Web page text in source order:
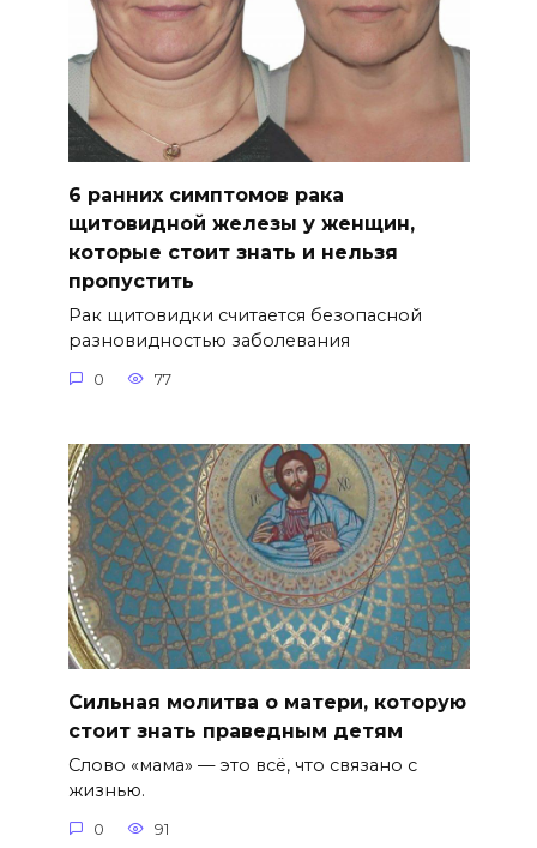
6 ранних симптомов рака
щитовидной железы у женщин,
которые стоит знать и нельзя
пропустить
Рак щитовидки считается безопасной
разновидностью заболевания
0 77
Сильная молитва о матери, которую
стоит знать праведным детям
Слово «мама» — это всё, что связано с
жизнью.
0 91